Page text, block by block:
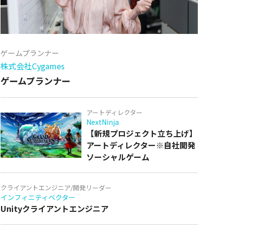
ゲームプランナー
株式会社Cygames
ゲームプランナー
アートディレクター
NextNinja
【新規プロジェクト立ち上げ】
アートディレクター※自社開発
ソーシャルゲーム
クライアントエンジニア/開発リーダー
インフィニティベクター
Unityクライアントエンジニア